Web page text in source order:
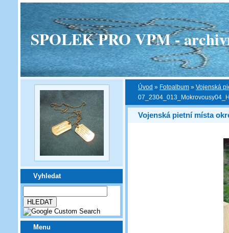
SPOLEK PRO VPM -
Vyhledat
Menu
Úvod » Fotoalbum » Vojenská
Vojenská pietní místa